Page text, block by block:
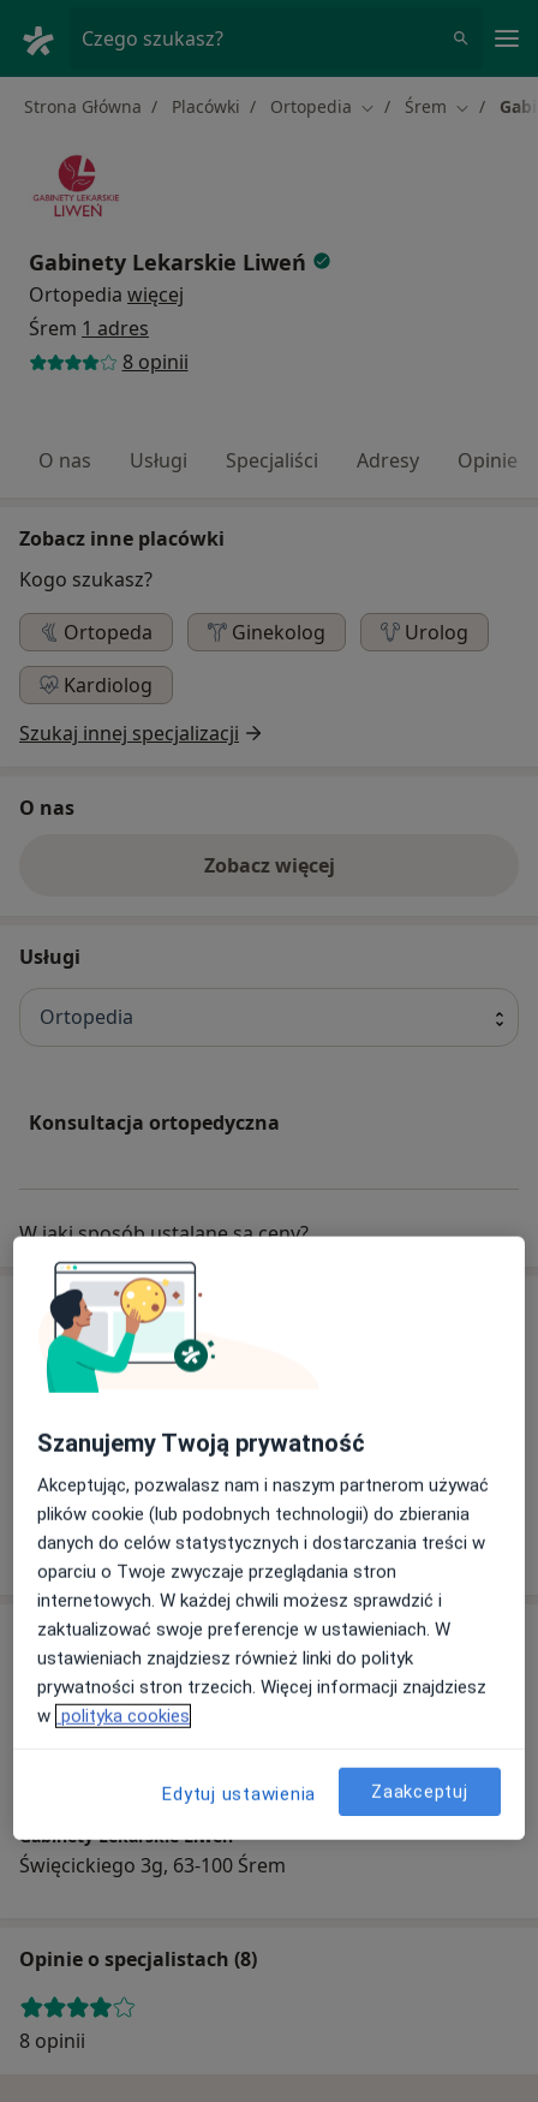
Czego szukasz?
Strona Główna Placówki Ortopedia Zmień miasto
Śrem Zmień
Gabinety Lekarskie Liweń
Ortopedia więcej
Śrem 1 adres
8 opinii
O nas Usługi Specjaliści Adresy Opinie
Zobacz inne placówki
Kogo szukasz?
Ortopeda
Ginekolog
Urolog
Kardiolog
Szukaj innej specjalizacji
O nas
Zobacz więcej
Usługi
Ortopedia
Konsultacja ortopedyczna
W jaki sposób ustalane są ceny?
Specjaliści
Ortopeda
Marcin Rożek
Ortopeda
174 opinie
Adres
Gabinety Lekarskie Liweń
Święcickiego 3g, 63-100 Śrem
Opinie o specjalistach (8)
8 opinii
Szanujemy Twoją prywatność
Akceptując, pozwalasz nam i naszym partnerom używać
plików cookie (lub podobnych technologii) do zbierania
danych do celów statystycznych i dostarczania treści w
oparciu o Twoje zwyczaje przeglądania stron
internetowych. W każdej chwili możesz sprawdzić i
zaktualizować swoje preferencje w ustawieniach. W
ustawieniach znajdziesz również linki do polityk
prywatności stron trzecich. Więcej informacji znajdziesz
w polityka cookies
Edytuj ustawienia Zaakceptuj